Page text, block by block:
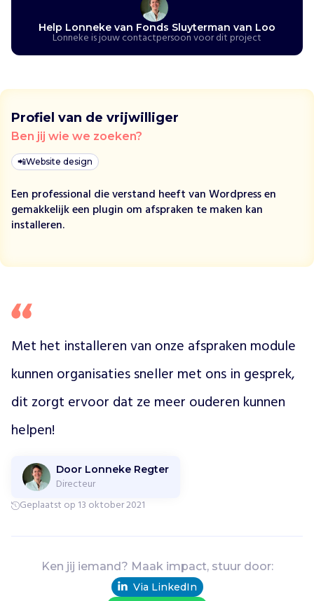
e
b
n
b
e
h
e
f
t
a
z
i
g
v
n
g
,
r
e
a
i
Help Lonneke van Fonds Sluyterman van Loo
Lonneke is jouw contactpersoon voor dit project
Profiel van de vrijwilliger
Ben jij wie we zoeken?
📲Website design
Een professional die verstand heeft van Wordpress en
gemakkelijk een plugin om afspraken te maken kan
installeren.
Met het installeren van onze afspraken module
kunnen organisaties sneller met ons in gesprek,
dit zorgt ervoor dat ze meer ouderen kunnen
helpen!
Door Lonneke Regter
Directeur
Geplaatst op 13 oktober 2021
Ken jij iemand? Maak impact, stuur door:
Via LinkedIn